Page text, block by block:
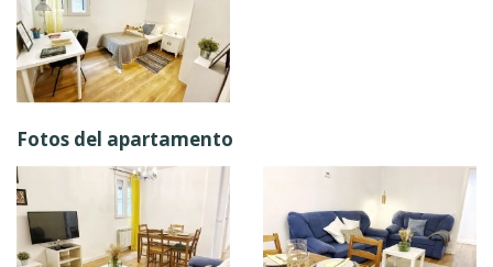
Fotos del apartamento